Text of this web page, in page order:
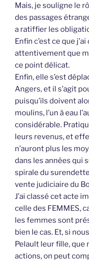
Mais, je souligne le
des passages
a ratiffier les
Enfin c’est ce que
attentivement que
ce point délicat.
Enfin, elle s’est
Angers, et il s’agit
puisqu’ils doivent
moulins, l’un à eau
considérable.
leurs revenus, et
n’auront plus les
dans les années qui
spirale du
vente judiciaire du
J’ai classé cet acte
celle des FEMMES,
les femmes sont
bien le cas. Et, si
Pelault leur fille, que
actions, on peut